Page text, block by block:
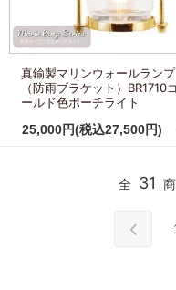
真鍮製マリンウォールランプ
（防雨ブラケット）BR1710
ールド色ポーチライト
25,000円(税込27,500円)
全 31